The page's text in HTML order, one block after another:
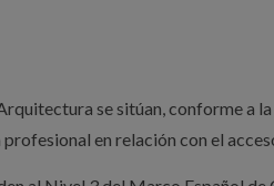
se sitúan, conforme a
en relación con el